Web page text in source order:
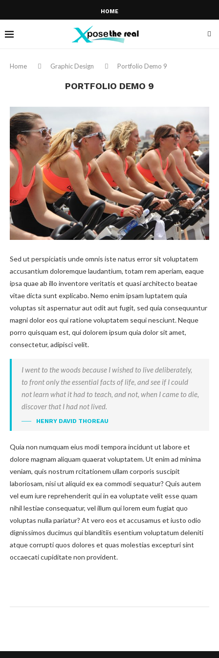
HOME
Home Graphic Design Portfolio Demo 9
PORTFOLIO DEMO 9
Sed ut perspiciatis unde omnis iste natus error sit voluptatem
accusantium doloremque laudantium, totam rem aperiam, eaque
ipsa quae ab illo inventore veritatis et quasi architecto beatae
vitae dicta sunt explicabo. Nemo enim ipsam luptatem quia
voluptas sit aspernatur aut odit aut fugit, sed quia consequuntur
magni dolor eos qui ratione voluptatem sequi nesciunt. Neque
porro quisquam est, qui dolorem ipsum quia dolor sit amet,
consectetur, adipisci velit.
I went to the woods because I wished to live deliberately,
to front only the essential facts of life, and see if I could
not learn what it had to teach, and not, when I came to die,
discover that I had not lived.
HENRY DAVID THOREAU
Quia non numquam eius modi tempora incidunt ut labore et
dolore magnam aliquam quaerat voluptatem. Ut enim ad minima
veniam, quis nostrum rcitationem ullam corporis suscipit
laboriosam, nisi ut aliquid ex ea commodi sequatur? Quis autem
vel eum iure reprehenderit qui in ea voluptate velit esse quam
nihil lestiae consequatur, vel illum qui lorem eum fugiat quo
voluptas nulla pariatur? At vero eos et accusamus et iusto odio
dignissimos ducimus qui blanditiis esentium voluptatum deleniti
atque corrupti quos dolores et quas molestias excepturi sint
occaecati cupiditate non provident.